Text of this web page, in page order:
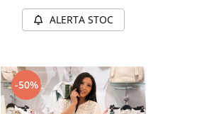
ALERTA STOC
-50%